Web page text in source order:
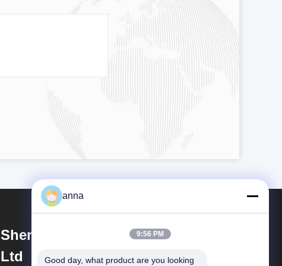
Shenzhen P&O Technology Co.,
Ltd
anna
9:56 PM
Good day, what product are you looking